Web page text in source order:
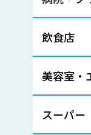
飲食店
美容室・
スーパー